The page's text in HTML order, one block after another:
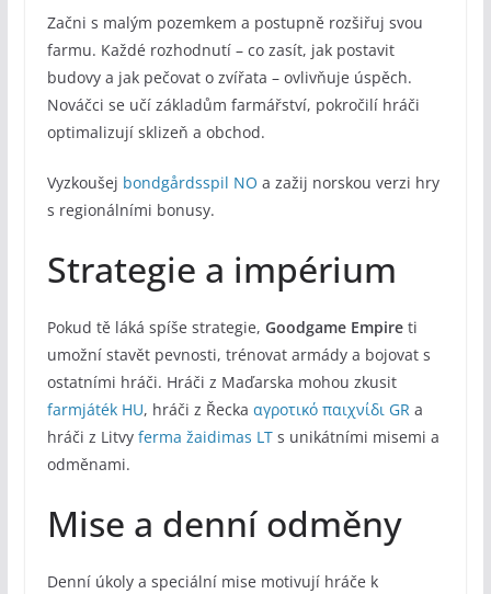
Začni s malým pozemkem a postupně rozšiřuj svou
farmu. Každé rozhodnutí – co zasít, jak postavit
budovy a jak pečovat o zvířata – ovlivňuje úspěch.
Nováčci se učí základům farmářství, pokročilí hráči
optimalizují sklizeň a obchod.
Vyzkoušej bondgårdsspil NO a zažij norskou verzi hry
s regionálními bonusy.
Strategie a impérium
Pokud tě láká spíše strategie, Goodgame Empireti
umožní stavět pevnosti, trénovat armády a bojovat s
ostatními hráči. Hráči z Maďarska mohou zkusit
farmjáték HU, hráči z Řecka αγροτικό παιχνίδι GRa
hráči z Litvy ferma žaidimas LTs unikátními misemi a
odměnami.
Mise a denní odměny
Denní úkoly a speciální mise motivují hráče k